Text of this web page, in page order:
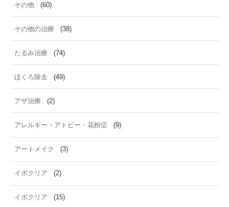
その他 (60)
その他の治療 (38)
たるみ治療 (74)
ほくろ除去 (49)
アザ治療 (2)
アレルギー・アトピー・花粉症 (9)
アートメイク (3)
イボクリア (2)
イボクリア (15)